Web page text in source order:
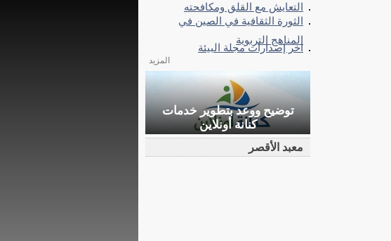
التعايش مع القلق ومكافحته
الثورة الثقافية في الصين في
المناهج التربوية
اخر إصدارات مجلة البيئة
المزيد
توضيح ووعد بتطوير خدمات
كنانة أونلاين
معبد الأقصر